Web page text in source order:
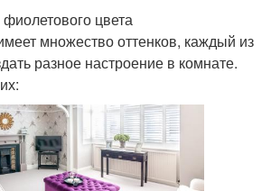
цвета
множество оттенков, каждый из
разное настроение в комнате.